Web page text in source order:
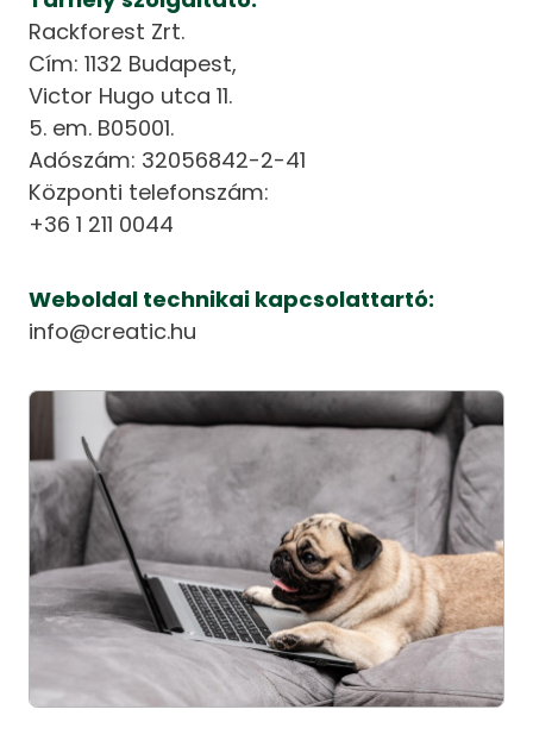
Rackforest Zrt.
Cím: 1132 Budapest,
Victor Hugo utca 11.
5. em. B05001.
Adószám: 32056842-2-41
Központi telefonszám:
+36 1 211 0044
Weboldal technikai kapcsolattartó:
info@creatic.hu